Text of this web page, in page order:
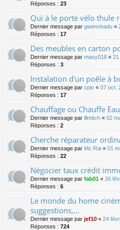
Réponses : 23
Qui à le porte vélo thule
Dernier message par gwennhadu «
Réponses : 17
Des meubles en carton
Dernier message par masy018 « 21
Réponses : 3
Instalation d'un poêle à
Dernier message par cpiv « 07 oct.
Réponses : 17
Chauffage ou Chauffe Eau
Dernier message par lllmitch « 02
Réponses : 2
Cherche réparateur
Dernier message par Mc Rai « 01
Réponses : 22
Négocier taux crédit
Dernier message par fab01 « 26
Réponses : 6
Le monde du home
suggestions,...
Dernier message par jef10 « 24
Réponses : 724